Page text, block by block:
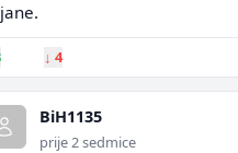
↓ 4
BiH1135
prije 2 sedmice